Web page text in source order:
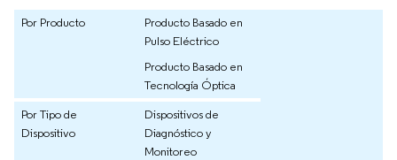
Por Producto
Producto Basado en
Pulso Eléctrico
Producto Basado en
Tecnología Óptica
Por Tipo de
Dispositivo
Dispositivos de
Diagnóstico y
Monitoreo